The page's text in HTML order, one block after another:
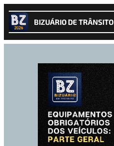
BIZUÁRIO DE TRÂNSITO